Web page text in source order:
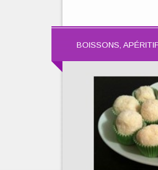
BOISSONS,